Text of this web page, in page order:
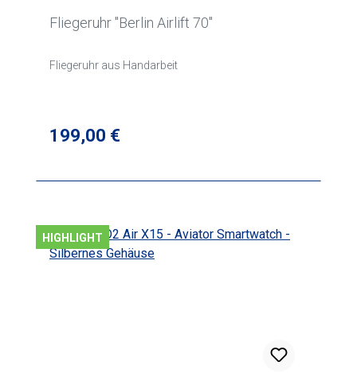
Fliegeruhr "Berlin Airlift 70"
Fliegeruhr aus Handarbeit
Regulärer Preis:
199,00 €
HIGHLIGHT